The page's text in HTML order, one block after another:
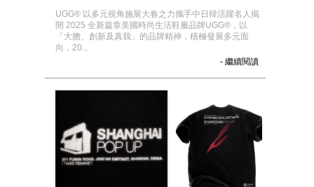
UGG® 以多元視角施展大春之力攜手中日韓活躍名人揭
開 2025 全新篇章美國時尚生活鞋履品牌UGG®，以
「大膽、創新及真我」的品牌精神，積極發展多元面
向，20...
- 繼續閱讀